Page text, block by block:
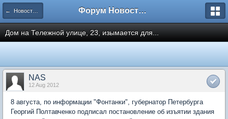
← Новости рынка недвижимости Форум Новостройки
Дом на Тележной улице, 23, изымается для...
NAS
12 Aug 2012
8 августа, по информации "Фонтанки", губернатор Петербурга
Георгий Полтавченко подписал постановление об изъятии здания